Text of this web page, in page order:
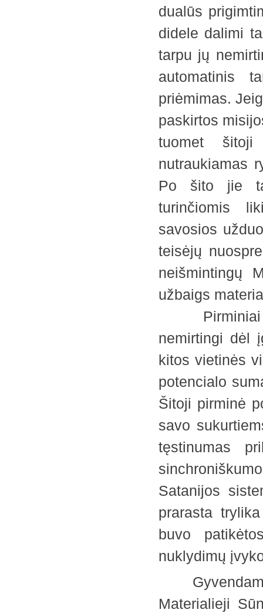
dualūs
didele dalimi
tarpu jų
automatinis
priėmimas.
paskirtos
tuomet
nutraukiamas
Po šito jie
turinčiomis
savosios
teisėjų
neišmintingų
užbaigs
Pirminiai
nemirtingi dėl
kitos vietinės
potencialo
Šitoji pirminė
savo
tęstinumas
Satanijos
prarasta
buvo
nuklydimų
Gyvendami
Materialieji